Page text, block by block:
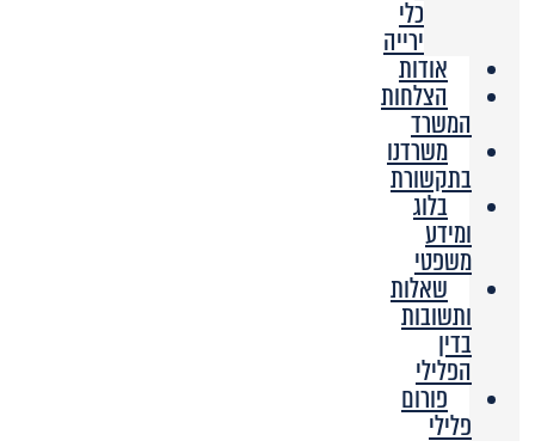
כלי
ירייה
אודות
הצלחות
המשרד
משרדנו
בתקשורת
בלוג
ומידע
משפטי
שאלות
ותשובות
בדין
הפלילי
פורום
פלילי